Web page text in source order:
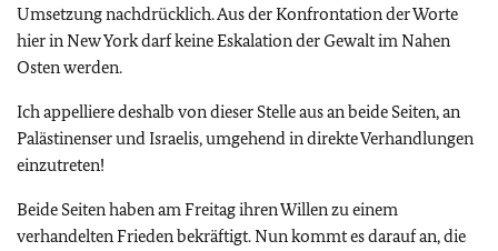
Umsetzung nachdrücklich. Aus der Konfrontation der Worte
hier in New York darf keine Eskalation der Gewalt im Nahen
Osten werden.
Ich appelliere deshalb von dieser Stelle aus an beide Seiten, an
Palästinenser und Israelis, umgehend in direkte Verhandlungen
einzutreten!
Beide Seiten haben am Freitag ihren Willen zu einem
verhandelten Frieden bekräftigt. Nun kommt es darauf an, die